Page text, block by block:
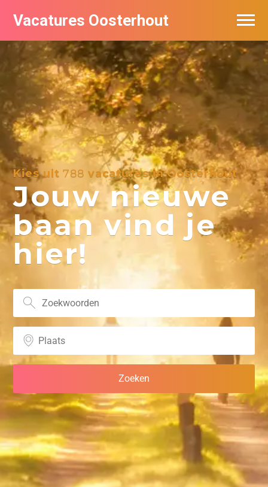
Vacatures Oosterhout
Kies uit788 vacatures in Oosterhout
Jouw nieuwe
baan vind je
hier!
Vacatures per bedrijf